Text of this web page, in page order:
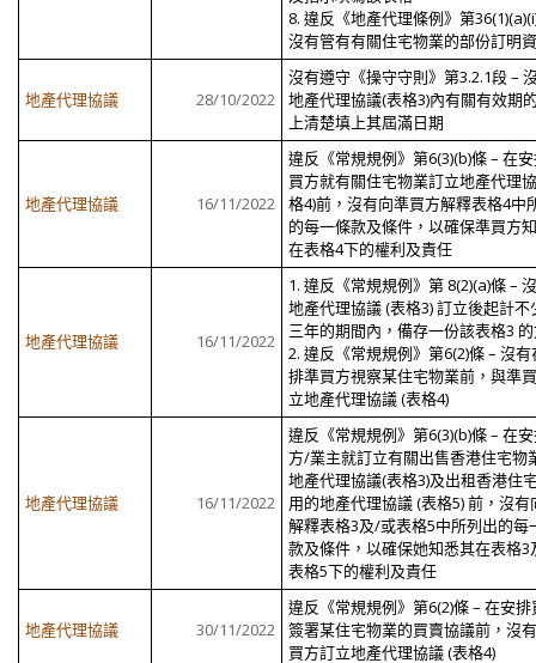
8. 違反《地產代理條例》第
沒有管有有關住宅物業的部份訂明
地產代理協議 28/10/2022
沒有遵守《操守守則》第3.2.1段 –
地產代理協議(表格3)內有關有效期
上清楚填上其屆滿日期
地產代理協議 16/11/2022
違反《常規規例》第6(3)(b)條 – 在
買方就有關住宅物業訂立地產代理
格4)前，沒有向準買方解釋表格4中
的每一條款及條件，以確保準買方
在表格4下的權利及責任
地產代理協議 16/11/2022
1. 違反《常規規例》第 8(2)(a)條 –
地產代理協議 (表格3) 訂立後起計不
三年的期間內，備存一份該表格3
2. 違反《常規規例》第6(2)條 – 沒有
排準買方視察某住宅物業前，與準
立地產代理協議 (表格4)
地產代理協議 16/11/2022
違反《常規規例》第6(3)(b)條 – 在
方/業主就訂立有關出售香港住宅物
地產代理協議(表格3)及出租香港住
用的地產代理協議 (表格5) 前，沒有
解釋表格3及/或表格5中所列出的每
款及條件，以確保她知悉其在表格3
表格5下的權利及責任
地產代理協議 30/11/2022
違反《常規規例》第6(2)條 – 在安排
簽署某住宅物業的買賣協議前，沒
買方訂立地產代理協議 (表格4)